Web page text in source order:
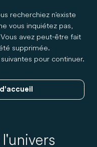
recherchiez n'existe
vous inquiétez pas,
avez peut-être fait
supprimée.
pour continuer.